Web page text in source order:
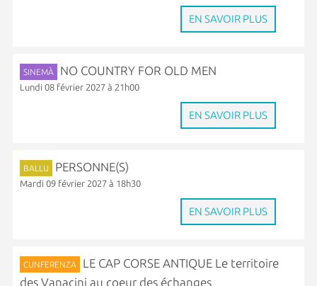
EN SAVOIR PLUS
SINEMÀ NO COUNTRY FOR OLD MEN
Lundi 08 février 2027 à 21h00
EN SAVOIR PLUS
BALLU PERSONNE(S)
Mardi 09 février 2027 à 18h30
EN SAVOIR PLUS
CUNFERENZA
LE CAP CORSE ANTIQUE Le territoire
des Vanacini au coeur des échanges